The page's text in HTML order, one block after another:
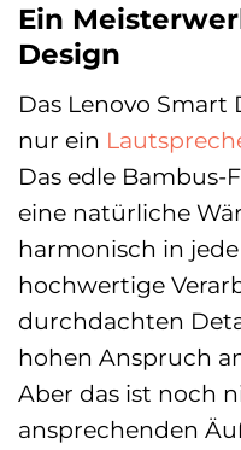
Ein
Design
Das Lenovo Smart
nur ein
Das edle Bambus-
eine natürliche
harmonisch in
hochwertige
durchdachten
hohen Anspruch
Aber das ist noch
ansprechenden